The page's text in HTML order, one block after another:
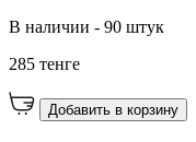
В наличии - 90 штук
285 тенге
Добавить в корзину